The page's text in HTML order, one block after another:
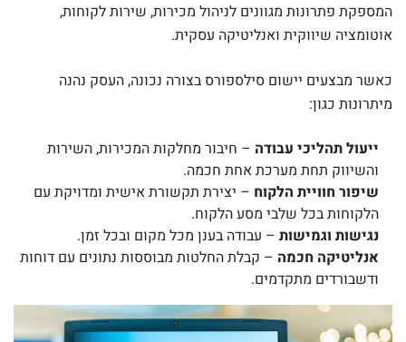
המספקת פתרונות מגוונים לניהול מכירות, שירות לקוחות,
אוטומציה שיווקית ואנליטיקה עסקית.
כאשר מבצעים יישום סילספורס בצורה נכונה, העסק נהנה
מיתרונות כגון:
ייעול תהליכי עבודה – חיבור מחלקות המכירות, השירות
והשיווק תחת מערכת אחת חכמה.
שיפור חוויית הלקוח – יצירת תקשורת אישית ומדויקת עם
הלקוחות בכל שלבי מסע הלקוח.
נגישות וגמישות – עבודה בענן מכל מקום ובכל זמן.
אנליטיקה חכמה – קבלת החלטות מבוססות נתונים עם דוחות
ודשבורדים מתקדמים.